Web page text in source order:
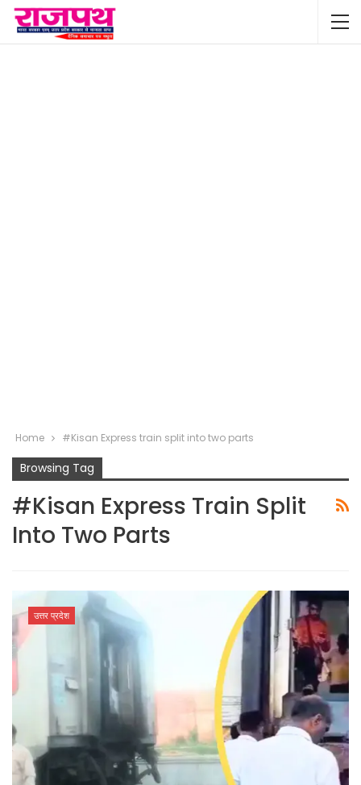
Home #Kisan Express train split into two parts
Browsing Tag
#Kisan Express Train Split
Into Two Parts
उत्तर प्रदेश